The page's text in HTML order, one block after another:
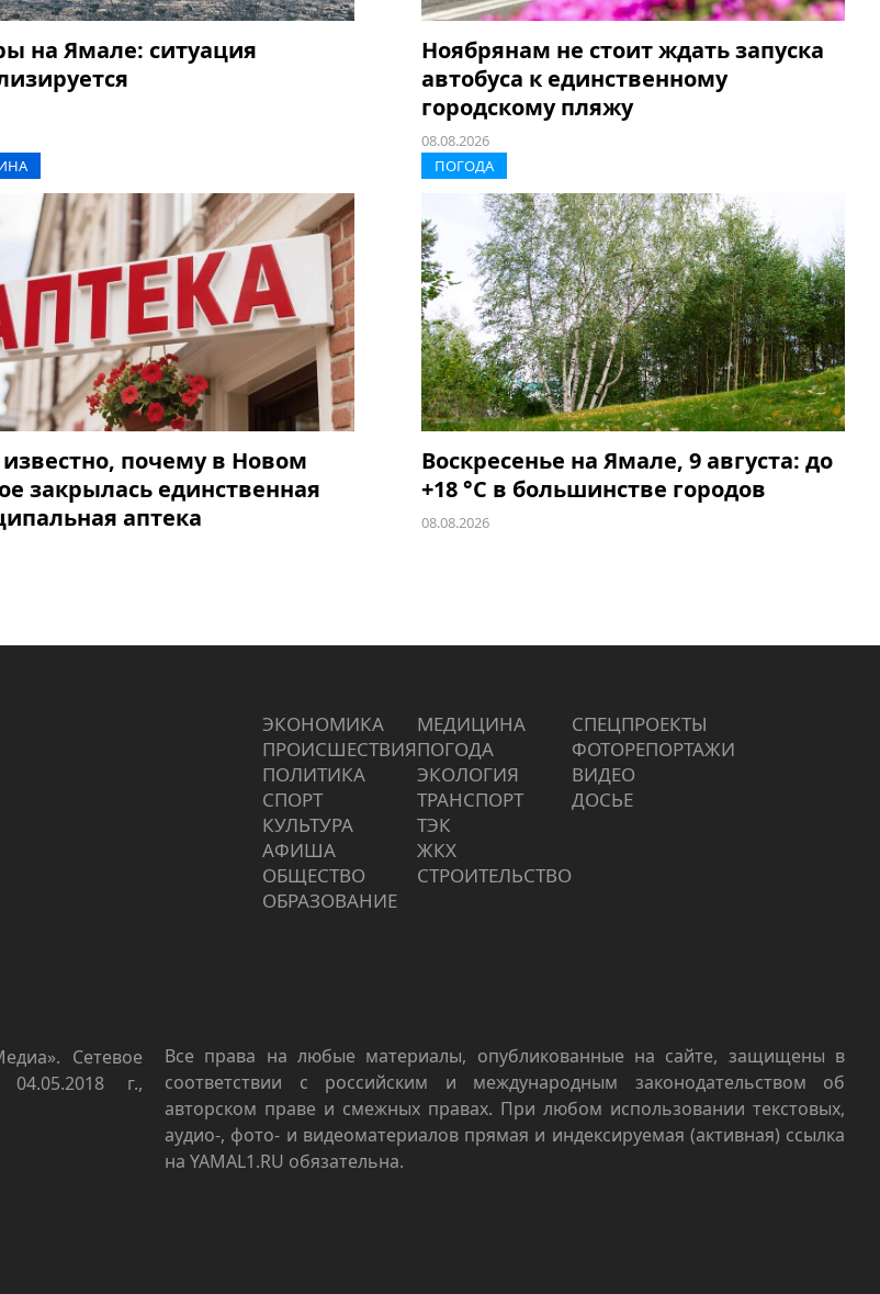
на Ямале: ситуация
Ноябрянам не стоит ждать запуска
автобуса к единственному
городскому пляжу
08.08.2026
известно, почему в Новом
закрылась единственная
аптека
ПОГОДА
Воскресенье на Ямале, 9 августа: до
+18 °C в большинстве городов
08.08.2026
ЭКОНОМИКА
ПРОИCШЕСТВИЯ
ПОЛИТИКА
СПОРТ
КУЛЬТУРА
АФИША
ОБЩЕСТВО
ОБРАЗОВАНИЕ
МЕДИЦИНА
ПОГОДА
ЭКОЛОГИЯ
ТРАНСПОРТ
ТЭК
ЖКХ
СТРОИТЕЛЬСТВО
СПЕЦПРОЕКТЫ
ФОТОРЕПОРТАЖИ
ВИДЕО
ДОСЬЕ
Сетевое
04.05.2018 г.,
Все права на любые материалы, опубликованные на сайте, защищены в
соответствии с российским и международным законодательством об
авторском праве и смежных правах. При любом использовании текстовых,
аудио-, фото- и видеоматериалов прямая и индексируемая (активная) ссылка
на YAMAL1.RU обязательна.